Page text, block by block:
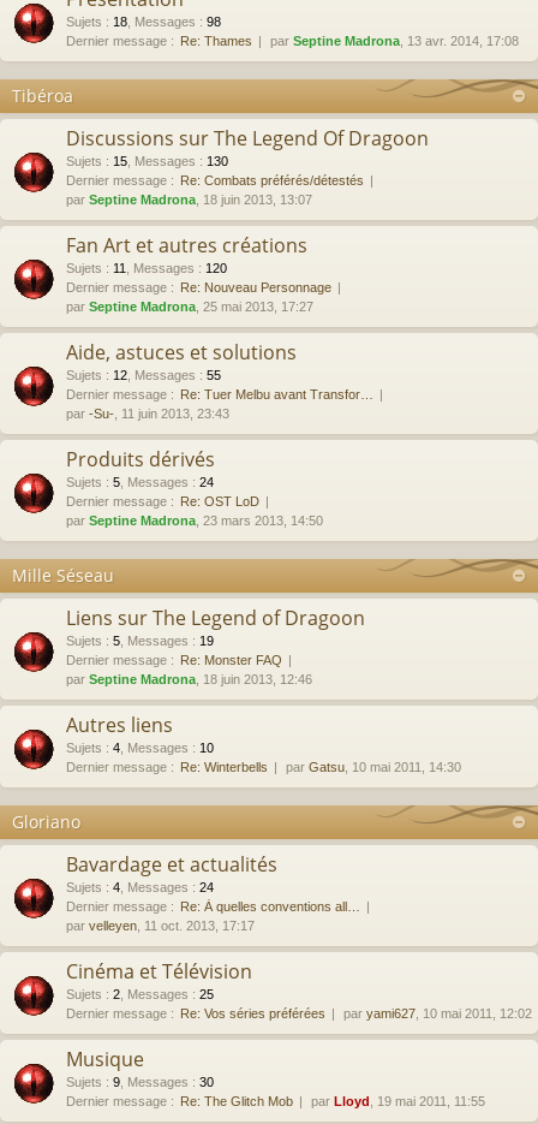
Sujets : 18 Messages : 98
Dernier message : Re: Thames par Septine Madrona , 13 avr. 2014, 17:08
Tibéroa
Discussions sur The Legend Of Dragoon
Sujets : 15 Messages : 130
Dernier message : Re: Combats préférés/détestés
par Septine Madrona , 18 juin 2013, 13:07
Fan Art et autres créations
Sujets : 11 Messages : 120
Dernier message : Re: Nouveau Personnage
par Septine Madrona , 25 mai 2013, 17:27
Aide, astuces et solutions
Sujets : 12 Messages : 55
Dernier message : Re: Tuer Melbu avant Transfor…
par -Su- , 11 juin 2013, 23:43
Produits dérivés
Sujets : 5 Messages : 24
Dernier message : Re: OST LoD
par Septine Madrona , 23 mars 2013, 14:50
Mille Séseau
Liens sur The Legend of Dragoon
Sujets : 5 Messages : 19
Dernier message : Re: Monster FAQ
par Septine Madrona , 18 juin 2013, 12:46
Autres liens
Sujets : 4 Messages : 10
Dernier message : Re: Winterbells par Gatsu , 10 mai 2011, 14:30
Gloriano
Bavardage et actualités
Sujets : 4 Messages : 24
Dernier message : Re: À quelles conventions all…
par velleyen , 11 oct. 2013, 17:17
Cinéma et Télévision
Sujets : 2 Messages : 25
Dernier message : Re: Vos séries préférées par yami627 , 10 mai 2011, 12:02
Musique
Sujets : 9 Messages : 30
Dernier message : Re: The Glitch Mob par Lloyd , 19 mai 2011, 11:55